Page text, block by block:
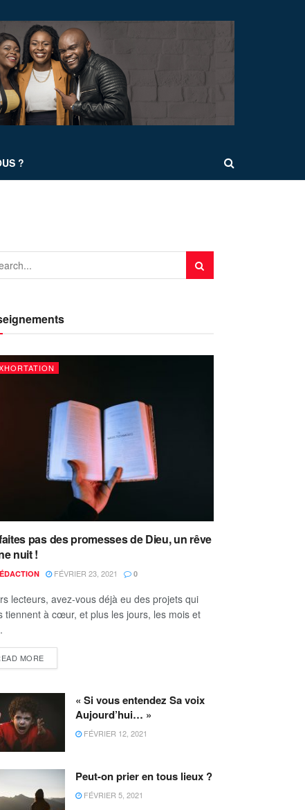
?
pas des promesses de Dieu, un rêve
nuit !
FÉVRIER 23, 2021 0
lecteurs, avez-vous déjà eu des projets qui
tiennent à cœur, et plus les jours, les mois et
MORE
« Si vous entendez Sa voix
Aujourd’hui… »
FÉVRIER 12, 2021
Peut-on prier en tous lieux ?
FÉVRIER 5, 2021